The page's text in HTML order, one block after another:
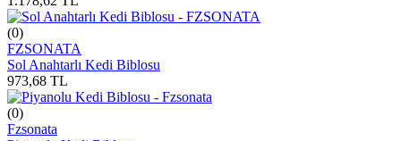
(0)
FZSONATA
Sol Anahtarlı Kedi Biblosu
973,68 TL
(0)
Fzsonata